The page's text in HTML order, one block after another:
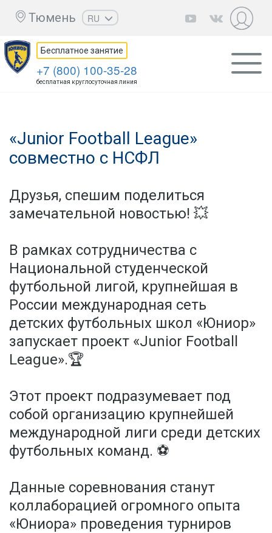
Тюмень
RU
EN
UZ
KZ
Бесплатное занятие
+7 (800) 100-35-28
бесплатная круглосуточная линия
«Junior Football League»
совместно с НСФЛ
Друзья, спешим поделиться
замечательной новостью! 💥
В рамках сотрудничества с
Национальной студенческой
футбольной лигой, крупнейшая в
России международная сеть
детских футбольных школ «Юниор»
запускает проект «Junior Football
League».🏆
Этот проект подразумевает под
собой организацию крупнейшей
международной лиги среди детских
футбольных команд. ⚽️
Данные соревнования станут
коллаборацией огромного опыта
«Юниора» проведения турниров